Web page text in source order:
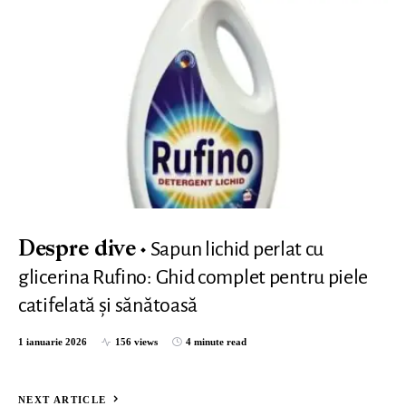
Despre dive
Sapun lichid perlat cu
glicerina Rufino: Ghid complet pentru piele
catifelată și sănătoasă
1 ianuarie 2026 156 views 4 minute read
NEXT ARTICLE